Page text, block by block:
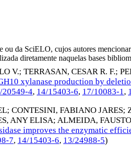
da SciELO, cujos autores
diretamente naquelas bases
V.; TERRASAN, CESAR R. F.;
xylanase production by
20549-4, 14/15403-6, 17/10083-1,
; CONTESINI, FABIANO JARES;
ANY ELISA; ALMEIDA, FAUSTO
improves the enzymatic
7, 14/15403-6, 13/24988-5)